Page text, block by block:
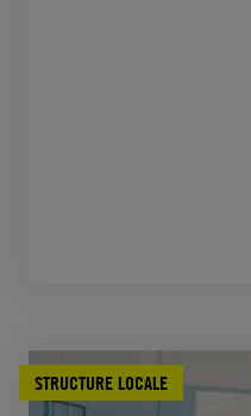
STRUCTURE LOCALE